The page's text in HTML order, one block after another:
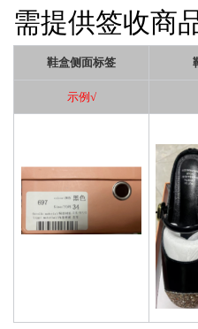
需提供签收商
鞋盒侧面标签
示例 √